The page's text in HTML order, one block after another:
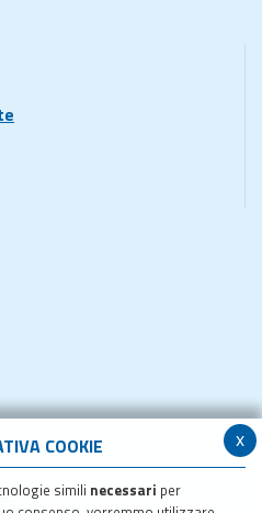
x
COOKIE
simili necessari per